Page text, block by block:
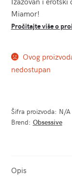
Miamor!
Pročitajte više o
Ovog
nedostupan
Šifra proizvoda: N/A
Brend: Obsessive
Opis